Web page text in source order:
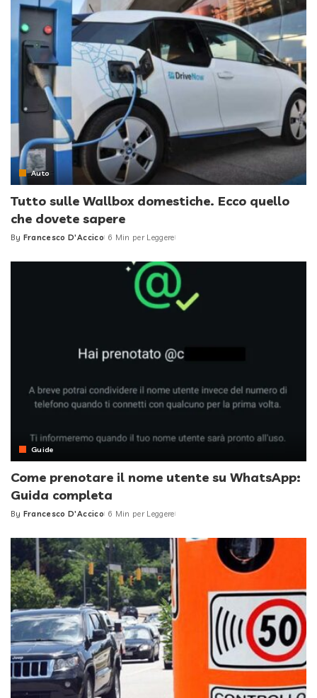
Auto
Tutto sulle Wallbox domestiche. Ecco quello
che dovete sapere
Posted
By Francesco D'Accico 6 Min per Leggere
Guide
Come prenotare il nome utente su WhatsApp:
Guida completa
Posted
By Francesco D'Accico 6 Min per Leggere